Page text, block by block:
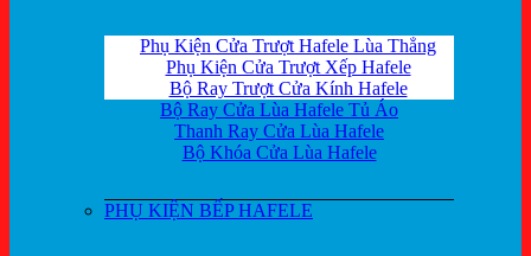
Phụ Kiện Cửa Trượt Hafele Lùa Thẳng
Phụ Kiện Cửa Trượt Xếp Hafele
Bộ Ray Trượt Cửa Kính Hafele
Bộ Ray Cửa Lùa Hafele Tủ Áo
Thanh Ray Cửa Lùa Hafele
Bộ Khóa Cửa Lùa Hafele
PHỤ KIỆN BẾP HAFELE